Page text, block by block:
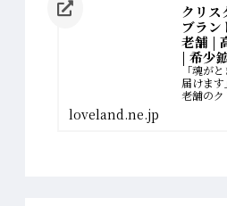
クリス
ブラン
老舗 |
| 希少
「魂が
届けま
老舗のク
loveland.ne.jp